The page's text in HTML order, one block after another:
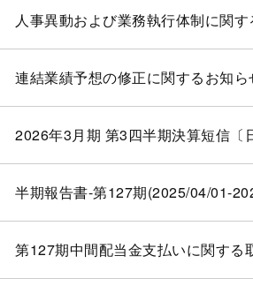
人事異動および業務執行体制に関
連結業績予想の修正に関するお知ら
2026年3月期 第3四半期決算短信〔
半期報告書-第127期(2025/04/01-
第127期中間配当金支払いに関する